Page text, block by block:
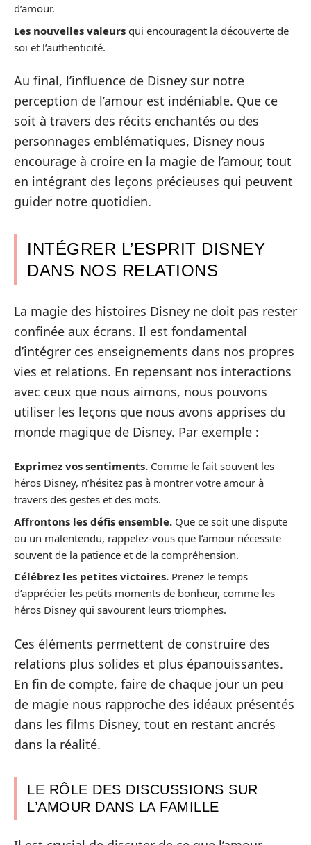
d’amour.
Les nouvelles valeurs qui encouragent la découverte de
soi et l’authenticité.
Au final, l’influence de Disney sur notre
perception de l’amour est indéniable. Que ce
soit à travers des récits enchantés ou des
personnages emblématiques, Disney nous
encourage à croire en la magie de l’amour, tout
en intégrant des leçons précieuses qui peuvent
guider notre quotidien.
INTÉGRER L’ESPRIT DISNEY
DANS NOS RELATIONS
La magie des histoires Disney ne doit pas rester
confinée aux écrans. Il est fondamental
d’intégrer ces enseignements dans nos propres
vies et relations. En repensant nos interactions
avec ceux que nous aimons, nous pouvons
utiliser les leçons que nous avons apprises du
monde magique de Disney. Par exemple :
Exprimez vos sentiments. Comme le fait souvent les
héros Disney, n’hésitez pas à montrer votre amour à
travers des gestes et des mots.
Affrontons les défis ensemble. Que ce soit une dispute
ou un malentendu, rappelez-vous que l’amour nécessite
souvent de la patience et de la compréhension.
Célébrez les petites victoires. Prenez le temps
d’apprécier les petits moments de bonheur, comme les
héros Disney qui savourent leurs triomphes.
Ces éléments permettent de construire des
relations plus solides et plus épanouissantes.
En fin de compte, faire de chaque jour un peu
de magie nous rapproche des idéaux présentés
dans les films Disney, tout en restant ancrés
dans la réalité.
LE RÔLE DES DISCUSSIONS SUR
L’AMOUR DANS LA FAMILLE